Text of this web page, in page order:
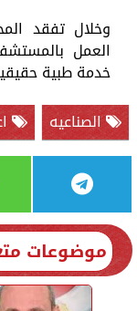
وخلال تفقد
العمل
خدمة طبية
الصناعيه
موضوعات